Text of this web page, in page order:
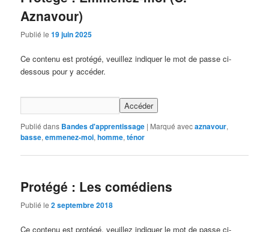
Aznavour)
Publié le19 juin 2025
Ce contenu est protégé, veuillez indiquer le mot de passe ci-
dessous pour y accéder.
Publié dans Bandes d'apprentissage | Marqué avecaznavour,
basse,emmenez-moi,homme,ténor
Protégé : Les comédiens
Publié le2 septembre 2018
Ce contenu est protégé, veuillez indiquer le mot de passe ci-